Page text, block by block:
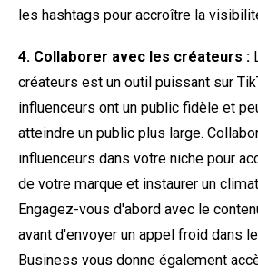
les hashtags pour accroître la
4. Collaborer avec les créateurs :
créateurs est un outil puissant sur
influenceurs ont un public fidèle et
atteindre un public plus large.
influenceurs dans votre niche pour
de votre marque et instaurer un
Engagez-vous d'abord avec le
avant d'envoyer un appel froid dans
Business vous donne également